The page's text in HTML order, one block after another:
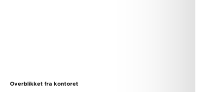
Overblikket fra kontoret